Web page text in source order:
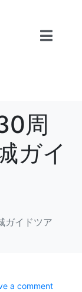
周
ガイ
ガイドツア
a comment